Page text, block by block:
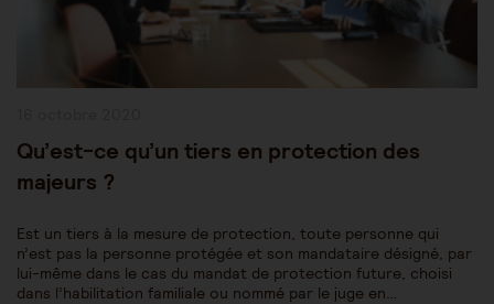
Qu’est-ce qu’un tiers en protection des
majeurs ?
Est un tiers à la mesure de protection, toute personne qui
n’est pas la personne protégée et son mandataire désigné, par
lui-même dans le cas du mandat de protection future, choisi
dans l’habilitation familiale ou nommé par le juge en…